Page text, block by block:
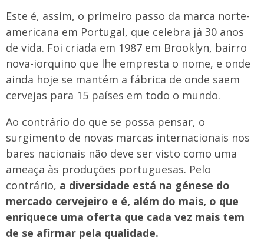
Este é, assim, o primeiro passo da marca norte-
americana em Portugal, que celebra já 30 anos
de vida. Foi criada em 1987 em Brooklyn, bairro
nova-iorquino que lhe empresta o nome, e onde
ainda hoje se mantém a fábrica de onde saem
cervejas para 15 países em todo o mundo.
Ao contrário do que se possa pensar, o
surgimento de novas marcas internacionais nos
bares nacionais não deve ser visto como uma
ameaça às produções portuguesas. Pelo
contrário, a diversidade está na génese do
mercado cervejeiro e é, além do mais, o que
enriquece uma oferta que cada vez mais tem
de se afirmar pela qualidade.